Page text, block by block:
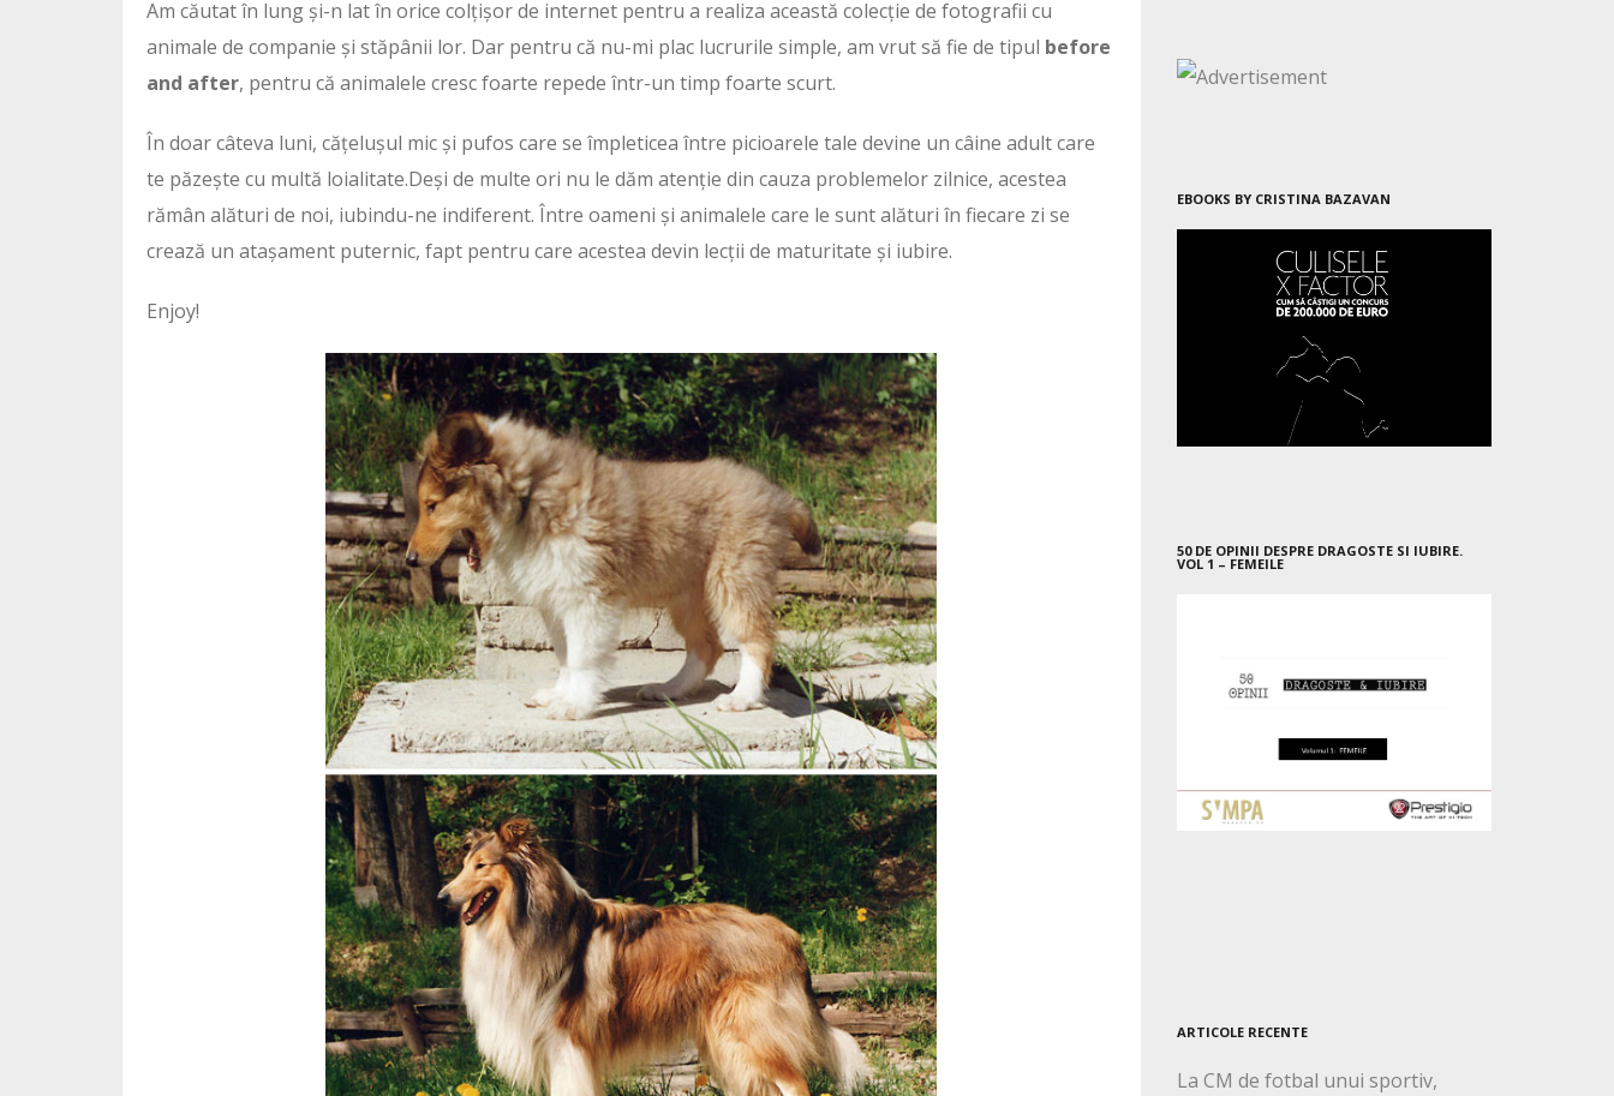
Am căutat în lung și-n lat în orice colțișor de internet pentru a realiza această colecție de fotografii cu
animale de companie și stăpânii lor. Dar pentru că nu-mi plac lucrurile simple, am vrut să fie de tipul before
and after, pentru că animalele cresc foarte repede într-un timp foarte scurt.
În doar câteva luni, cățelușul mic și pufos care se împleticea între picioarele tale devine un câine adult care
te păzește cu multă loialitate.Deși de multe ori nu le dăm atenție din cauza problemelor zilnice, acestea
rămân alături de noi, iubindu-ne indiferent. Între oameni și animalele care le sunt alături în fiecare zi se
crează un atașament puternic, fapt pentru care acestea devin lecții de maturitate și iubire.
Enjoy!
EBOOKS BY CRISTINA BAZAVAN
50 DE OPINII DESPRE DRAGOSTE SI IUBIRE.
VOL 1 – FEMEILE
ARTICOLE RECENTE
La CM de fotbal unui sportiv,